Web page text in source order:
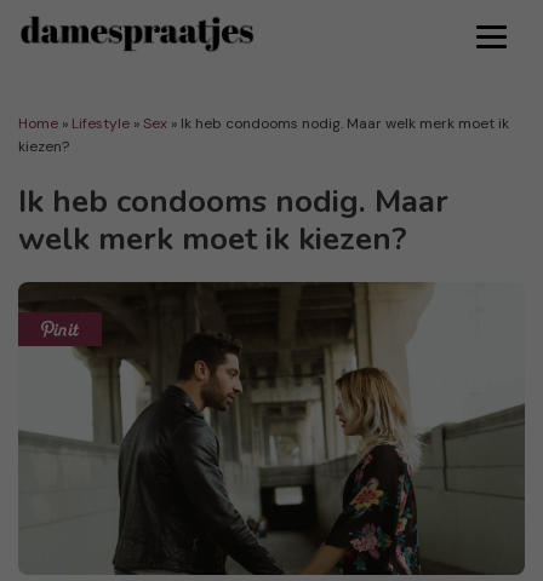
Home » Lifestyle »Sex » Ik heb condooms nodig. Maar welk merk moet ik
kiezen?
Ik heb condooms nodig. Maar
welk merk moet ik kiezen?